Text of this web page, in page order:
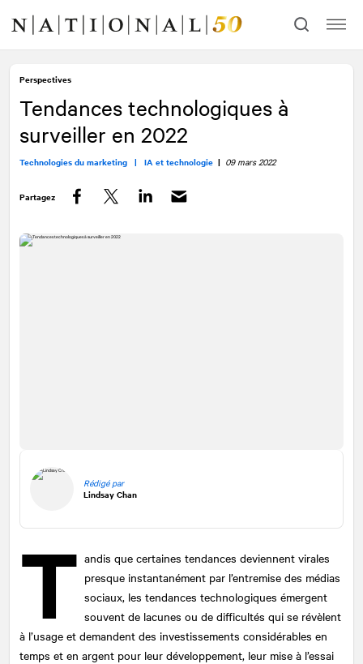
contenu
navigation
Perspectives
Tendances technologiques à
surveiller en 2022
Technologies du marketing | IA et technologie | 09 mars 2022
Partagez
Rédigé par
Lindsay Chan
T andis que certaines tendances deviennent virales
presque instantanément par l’entremise des médias
sociaux, les tendances technologiques émergent
souvent de lacunes ou de difficultés qui se révèlent
à l’usage et demandent des investissements considérables en
temps et en argent pour leur développement, leur mise à l’essai